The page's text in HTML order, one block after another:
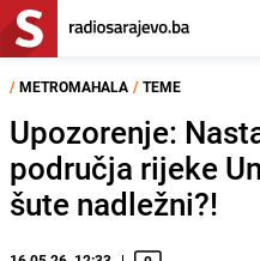
/ METROMAHALA / TEME
Upozorenje:
područja rijeke
šute nadležni?!